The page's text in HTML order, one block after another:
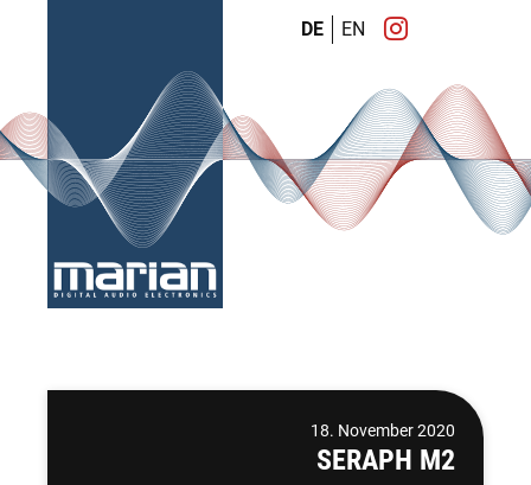
DE EN
18. November 2020
SERAPH M2